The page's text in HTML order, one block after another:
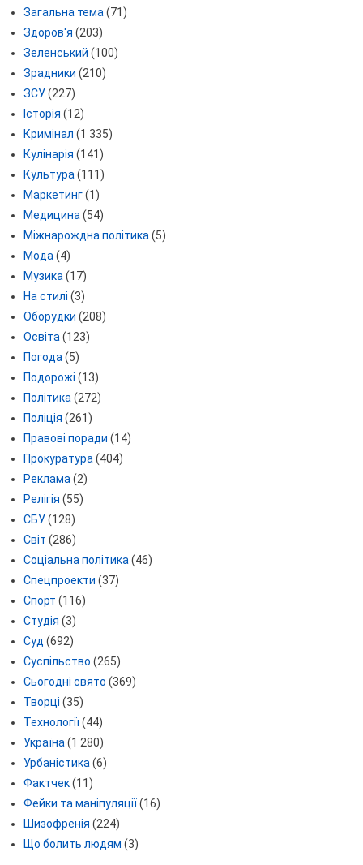
Загальна тема (71)
Здоров'я (203)
Зеленський (100)
Зрадники (210)
ЗСУ(227)
Історія (12)
Кримінал (1 335)
Кулінарія (141)
Культура (111)
Маркетинг(1)
Медицина (54)
Міжнарождна політика (5)
Мода (4)
Музика (17)
На стилі (3)
Оборудки (208)
Освіта (123)
Погода (5)
Подорожі (13)
Політика (272)
Поліція (261)
Правові поради (14)
Прокуратура (404)
Реклама (2)
Релігія (55)
СБУ(128)
Світ (286)
Соціальна політика (46)
Спецпроекти (37)
Спорт (116)
Студія (3)
Суд (692)
Суспільство (265)
Сьогодні свято (369)
Творці (35)
Технології(44)
Україна (1 280)
Урбаністика (6)
Фактчек(11)
Фейки та маніпуляції(16)
Шизофренія (224)
Що болить людям (3)